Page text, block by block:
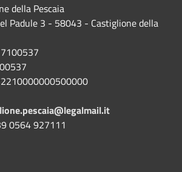
della Pescaia
Padule 3 - 58043 - Castiglione della
0564 927111